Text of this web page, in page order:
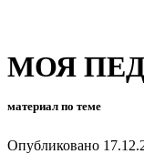
МОЯ
материал по теме
Опубликовано